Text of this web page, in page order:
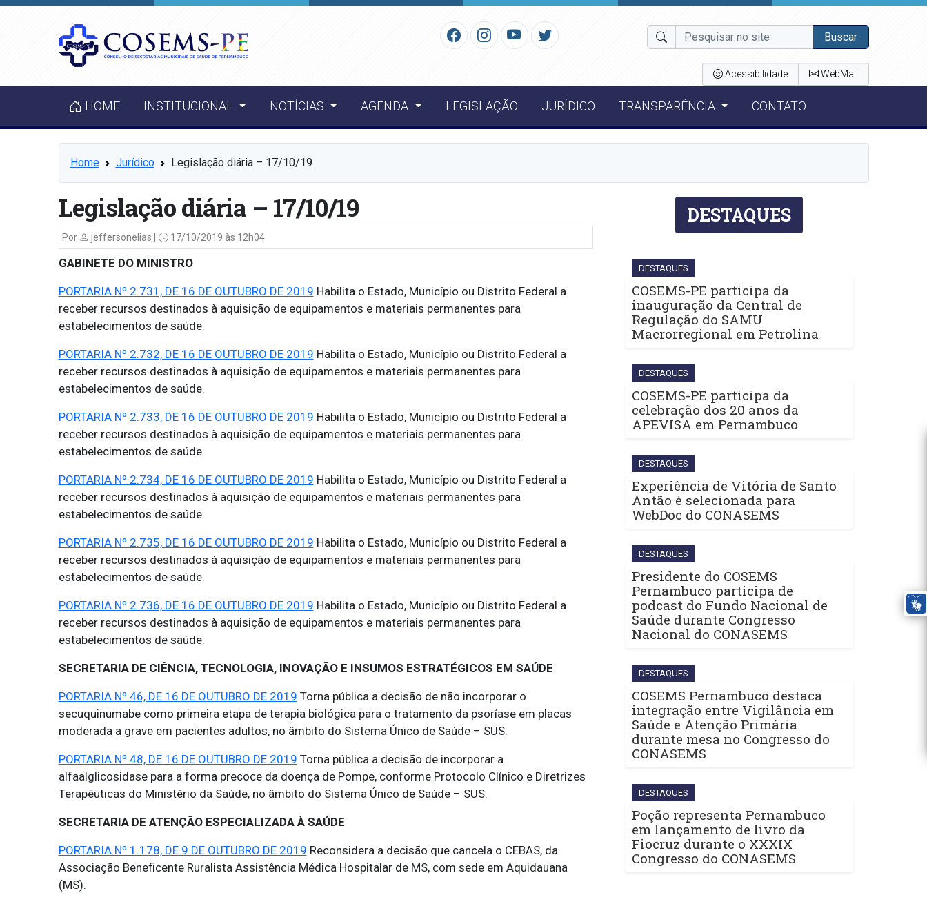
Buscar
Acessibilidade WebMail
HOME INSTITUCIONAL NOTÍCIAS AGENDA LEGISLAÇÃO JURÍDICO TRANSPARÊNCIA CONTATO
Home Jurídico Legislação diária – 17/10/19
Legislação diária – 17/10/19
Por jeffersonelias | 17/10/2019 às 12h04
GABINETE DO MINISTRO
PORTARIA Nº 2.731, DE 16 DE OUTUBRO DE 2019 Habilita o Estado, Município ou Distrito Federal a
receber recursos destinados à aquisição de equipamentos e materiais permanentes para
estabelecimentos de saúde.
PORTARIA Nº 2.732, DE 16 DE OUTUBRO DE 2019 Habilita o Estado, Município ou Distrito Federal a
receber recursos destinados à aquisição de equipamentos e materiais permanentes para
estabelecimentos de saúde.
PORTARIA Nº 2.733, DE 16 DE OUTUBRO DE 2019 Habilita o Estado, Município ou Distrito Federal a
receber recursos destinados à aquisição de equipamentos e materiais permanentes para
estabelecimentos de saúde.
PORTARIA Nº 2.734, DE 16 DE OUTUBRO DE 2019 Habilita o Estado, Município ou Distrito Federal a
receber recursos destinados à aquisição de equipamentos e materiais permanentes para
estabelecimentos de saúde.
PORTARIA Nº 2.735, DE 16 DE OUTUBRO DE 2019 Habilita o Estado, Município ou Distrito Federal a
receber recursos destinados à aquisição de equipamentos e materiais permanentes para
estabelecimentos de saúde.
PORTARIA Nº 2.736, DE 16 DE OUTUBRO DE 2019 Habilita o Estado, Município ou Distrito Federal a
receber recursos destinados à aquisição de equipamentos e materiais permanentes para
estabelecimentos de saúde.
SECRETARIA DE CIÊNCIA, TECNOLOGIA, INOVAÇÃO E INSUMOS ESTRATÉGICOS EM SAÚDE
PORTARIA Nº 46, DE 16 DE OUTUBRO DE 2019 Torna pública a decisão de não incorporar o
secuquinumabe como primeira etapa de terapia biológica para o tratamento da psoríase em placas
moderada a grave em pacientes adultos, no âmbito do Sistema Único de Saúde – SUS.
PORTARIA Nº 48, DE 16 DE OUTUBRO DE 2019 Torna pública a decisão de incorporar a
alfaalglicosidase para a forma precoce da doença de Pompe, conforme Protocolo Clínico e Diretrizes
Terapêuticas do Ministério da Saúde, no âmbito do Sistema Único de Saúde – SUS.
SECRETARIA DE ATENÇÃO ESPECIALIZADA À SAÚDE
PORTARIA Nº 1.178, DE 9 DE OUTUBRO DE 2019 Reconsidera a decisão que cancela o CEBAS, da
Associação Beneficente Ruralista Assistência Médica Hospitalar de MS, com sede em Aquidauana
(MS).
DESTAQUES
DESTAQUES
COSEMS-PE participa da
inauguração da Central de
Regulação do SAMU
Macrorregional em Petrolina
DESTAQUES
COSEMS-PE participa da
celebração dos 20 anos da
APEVISA em Pernambuco
DESTAQUES
Experiência de Vitória de Santo
Antão é selecionada para
WebDoc do CONASEMS
DESTAQUES
Presidente do COSEMS
Pernambuco participa de
podcast do Fundo Nacional de
Saúde durante Congresso
Nacional do CONASEMS
DESTAQUES
COSEMS Pernambuco destaca
integração entre Vigilância em
Saúde e Atenção Primária
durante mesa no Congresso do
CONASEMS
DESTAQUES
Poção representa Pernambuco
em lançamento de livro da
Fiocruz durante o XXXIX
Congresso do CONASEMS